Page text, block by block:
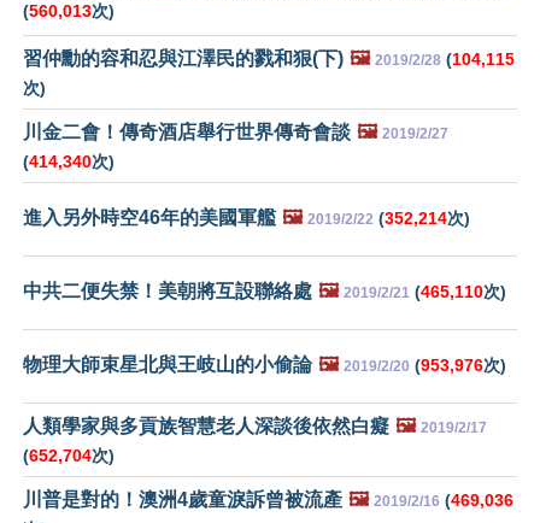
(560,013次)
習仲勳的容和忍與江澤民的戮和狠(下) 🖼️ 2019/2/28 (104,115
次)
川金二會！傳奇酒店舉行世界傳奇會談 🖼️ 2019/2/27
(414,340次)
進入另外時空46年的美國軍艦 🖼️ 2019/2/22 (352,214次)
中共二便失禁！美朝將互設聯絡處 🖼️ 2019/2/21 (465,110次)
物理大師束星北與王岐山的小偷論 🖼️ 2019/2/20 (953,976次)
人類學家與多貢族智慧老人深談後依然白癡 🖼️ 2019/2/17
(652,704次)
川普是對的！澳洲4歲童淚訴曾被流產 🖼️ 2019/2/16 (469,036